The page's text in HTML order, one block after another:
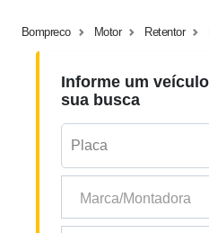
Bompreco Motor Retentor
Informe um
sua busca
Marca/Montadora